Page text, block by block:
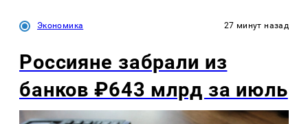
Экономика 27 минут назад
Россияне забрали из
банков ₽643 млрд за июль